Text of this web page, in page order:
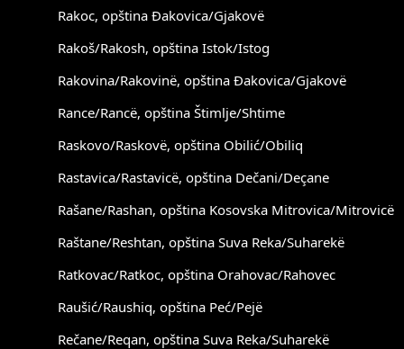
Rakoc, opština Đakovica/Gjakovë
Rakoš/Rakosh, opština Istok/Istog
Rakovina/Rakovinë, opština Đakovica/Gjakovë
Rance/Rancë, opština Štimlje/Shtime
Raskovo/Raskovë, opština Obilić/Obiliq
Rastavica/Rastavicë, opština Dečani/Deçane
Rašane/Rashan, opština Kosovska Mitrovica/Mitrovicë
Raštane/Reshtan, opština Suva Reka/Suharekë
Ratkovac/Ratkoc, opština Orahovac/Rahovec
Raušić/Raushiq, opština Peć/Pejë
Rečane/Reqan, opština Suva Reka/Suharekë